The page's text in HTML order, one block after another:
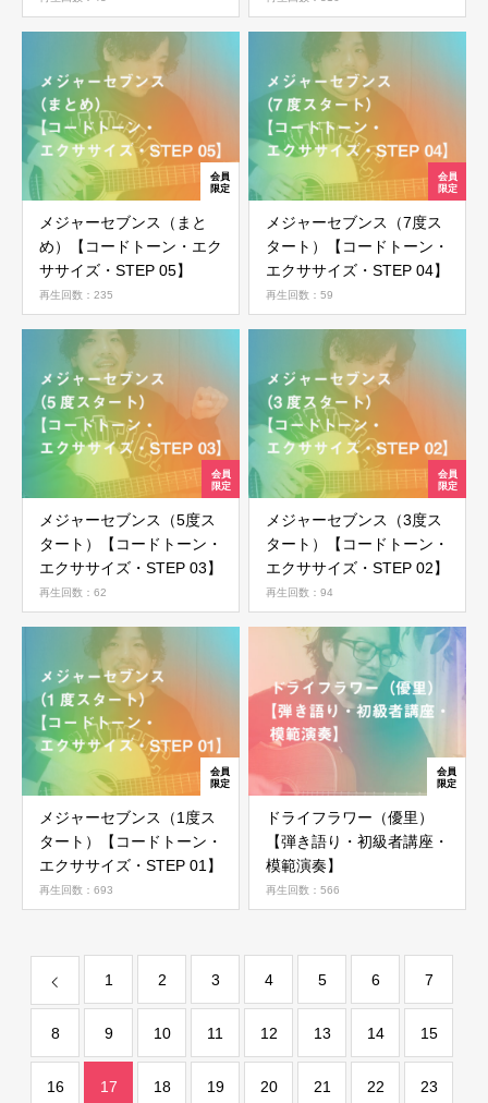
メジャーセブンス（まと
め）【コードトーン・エク
ササイズ・STEP 05】
再生回数：235
メジャーセブンス（7度ス
タート）【コードトーン・
エクササイズ・STEP 04】
再生回数：59
メジャーセブンス（5度ス
タート）【コードトーン・
エクササイズ・STEP 03】
再生回数：62
メジャーセブンス（3度ス
タート）【コードトーン・
エクササイズ・STEP 02】
再生回数：94
メジャーセブンス（1度ス
タート）【コードトーン・
エクササイズ・STEP 01】
再生回数：693
ドライフラワー（優里）
【弾き語り・初級者講座・
模範演奏】
再生回数：566
1 2 3 4 5 6 7
8 9 10 11 12 13 14 15
16 17 18 19 20 21 22 23
ログイン
パスワードを忘れた場合
会員ではない方は会員登録してください
新規会員登録